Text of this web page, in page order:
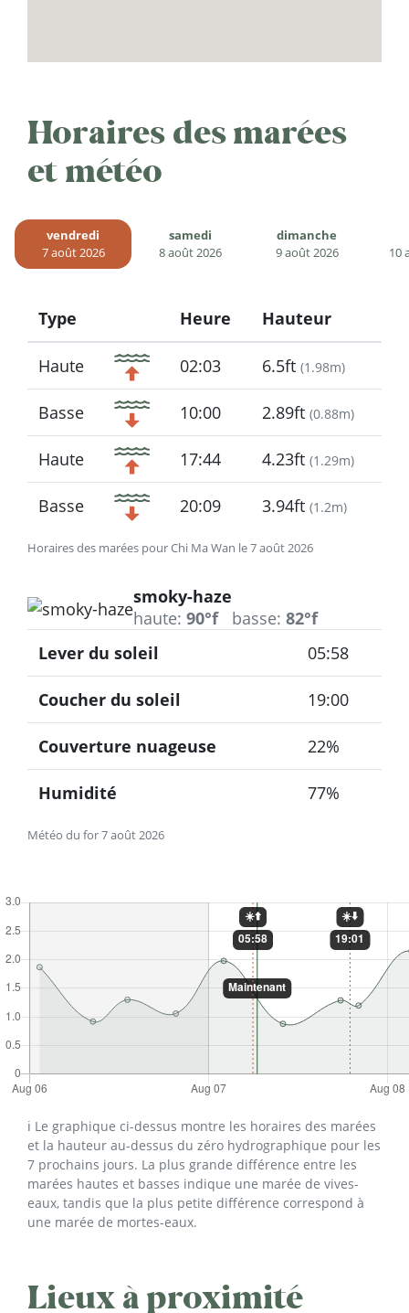
Horaires des marées
et météo
vendredi
7 août 2026
samedi
8 août 2026
dimanche
9 août 2026
10
Horaires des marées pour Chi Ma Wan le 7 août 2026
Type
Icon
Heure Hauteur
Haute 02:03 6.5ft (1.98m)
Basse 10:00 2.89ft (0.88m)
Haute 17:44 4.23ft (1.29m)
Basse 20:09 3.94ft (1.2m)
smoky-haze
haute: 90°f basse: 82°f
Météo du for 7 août 2026
Lever du soleil 05:58
Coucher du soleil 19:00
Couverture nuageuse 22%
Humidité 77%
ℹ️ Le graphique ci-dessus montre les horaires des marées
et la hauteur au-dessus du zéro hydrographique pour les
7 prochains jours. La plus grande différence entre les
marées hautes et basses indique une marée de vives-
eaux, tandis que la plus petite différence correspond à
une marée de mortes-eaux.
Lieux à proximité